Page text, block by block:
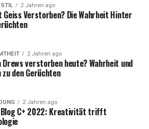
2 Jahren ago
Geiss Verstorben? Die Wahrheit Hinter
2 Jahren ago
Drews verstorben heute? Wahrheit und
zu den Gerüchten
2 Jahren ago
Blog C+ 2022: Kreativität trifft